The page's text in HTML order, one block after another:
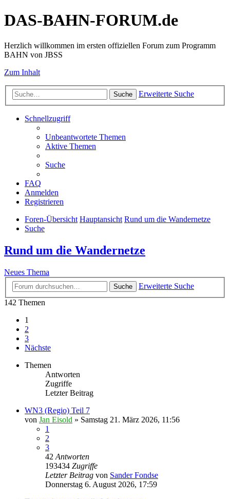
DAS-BAHN-FORUM.de
Herzlich willkommen im ersten offiziellen Forum zum Programm
BAHN von JBSS
Zum Inhalt
Suche Erweiterte Suche
Schnellzugriff
Unbeantwortete Themen
Aktive Themen
Suche
FAQ
Anmelden
Registrieren
Foren-Übersicht Hauptansicht Rund um die Wandernetze
Suche
Rund um die Wandernetze
Neues Thema
Suche
Erweiterte Suche
142 Themen
1
2
3
Nächste
Themen
Antworten
Zugriffe
Letzter Beitrag
WN3 (Regio) Teil 7
von Jan Eisold » Samstag 21. März 2026, 11:56
1
2
3
42 Antworten
193434 Zugriffe
Letzter Beitrag von Sander Fondse
Donnerstag 6. August 2026, 17:59